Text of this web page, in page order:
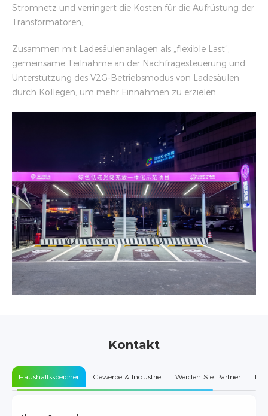
Stromnetz und verringert die Kosten für die Aufrüstung der
Transformatoren;
Zusammen mit Ladesäulenanlagen als „flexible Last“,
gemeinsame Teilnahme an der Nachfragesteuerung und
Unterstützung des V2G-Betriebsmodus von Ladesäulen
durch Kollegen, um mehr Einnahmen zu erzielen.
Kontakt
Haushaltsspeicher Gewerbe & Industrie Werden Sie Partner